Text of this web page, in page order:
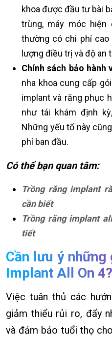
khoa được đầu tư bài
trùng, máy móc hiện
thường có chi phí
lượng điều trị và độ an
Chính sách bảo hành
nha khoa cung cấp
implant và răng phục
như tái khám định
Những yếu tố này
phí ban đầu.
Có thể bạn quan tâm:
Trồng răng implant
cần biết
Trồng răng implant
tiết
Cần lưu ý
Implant All On 4?
Việc tuân thủ các
giảm thiểu rủi ro, đẩy
và đảm bảo tuổi thọ